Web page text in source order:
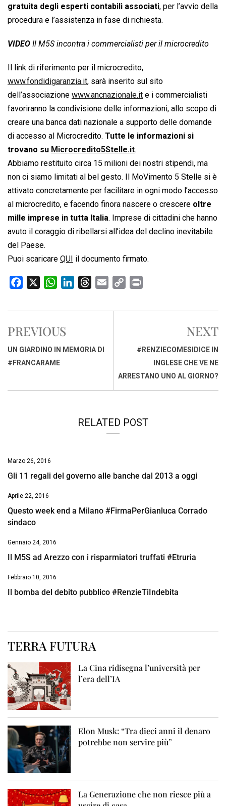
gratuita degli esperti contabili associati, per l’avvio della
procedura e l’assistenza in fase di richiesta.
VIDEO Il M5S incontra i commercialisti per il microcredito
Il link di riferimento per il microcredito,
www.fondidigaranzia.it, sarà inserito sul sito
dell’associazione www.ancnazionale.it e i commercialisti
favoriranno la condivisione delle informazioni, allo scopo di
creare una banca dati nazionale a supporto delle domande
di accesso al Microcredito. Tutte le informazioni si
trovano su Microcredito5Stelle.it.
Abbiamo restituito circa 15 milioni dei nostri stipendi, ma
non ci siamo limitati al bel gesto. Il MoVimento 5 Stelle si è
attivato concretamente per facilitare in ogni modo l’accesso
al microcredito, e facendo finora nascere o crescere oltre
mille imprese in tutta Italia. Imprese di cittadini che hanno
avuto il coraggio di ribellarsi all’idea del declino inevitabile
del Paese.
Puoi scaricare QUI il documento firmato.
c
b
o
o
W
a
s
A
p
n
d
r
d
a
p
k
i
PREVIOUS
UN GIARDINO IN MEMORIA DI
#FRANCARAME
NEXT
#RENZIECOMESIDICE IN
INGLESE CHE VE NE
ARRESTANO UNO AL GIORNO?
RELATED POST
Marzo 26, 2016
Gli 11 regali del governo alle banche dal 2013 a oggi
Aprile 22, 2016
Questo week end a Milano #FirmaPerGianluca Corrado
sindaco
Gennaio 24, 2016
Il M5S ad Arezzo con i risparmiatori truffati #Etruria
Febbraio 10, 2016
Il bomba del debito pubblico #RenzieTiIndebita
TERRA FUTURA
La Cina ridisegna l’università per
l’era dell’IA
Elon Musk: “Tra dieci anni il denaro
potrebbe non servire più”
La Generazione che non riesce più a